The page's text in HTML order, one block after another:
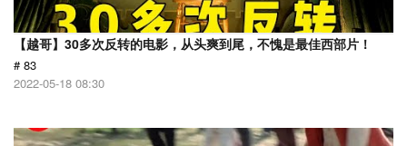
【越哥】30多次反转的电影，从头爽到尾，不愧是最佳西部片！
# 83
2022-05-18 08:30